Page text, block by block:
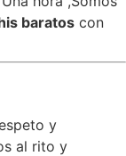
baratos con
y
al rito y